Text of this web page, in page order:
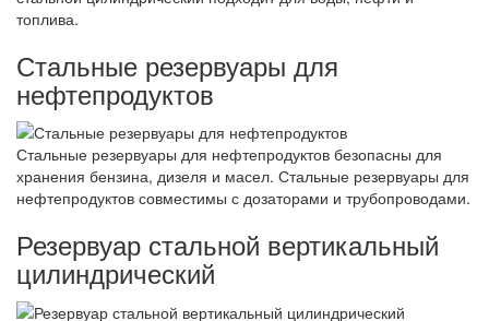
топлива.
Стальные резервуары для
нефтепродуктов
Стальные резервуары для нефтепродуктов безопасны для
хранения бензина, дизеля и масел. Стальные резервуары для
нефтепродуктов совместимы с дозаторами и трубопроводами.
Резервуар стальной вертикальный
цилиндрический